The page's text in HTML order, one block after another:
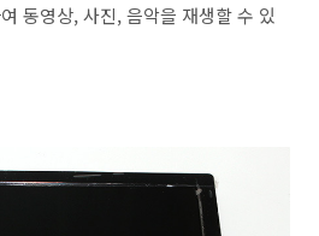
동영상, 사진, 음악을 재생할 수 있